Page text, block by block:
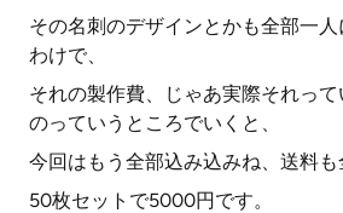
その名刺のデザインとかも全部一
わけで、
それの製作費、じゃあ実際それっ
のっていうところでいくと、
今回はもう全部込み込みね、送料も
50枚セットで5000円です。